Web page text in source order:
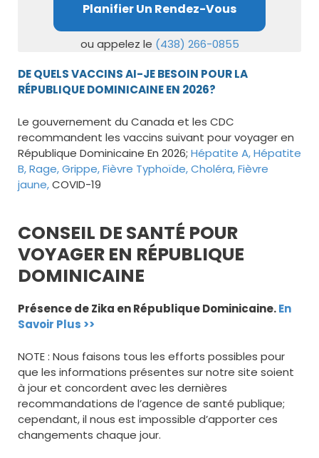
Planifier Un Rendez-Vous
ou appelez le (438) 266-0855
DE QUELS VACCINS AI-JE BESOIN POUR LA
RÉPUBLIQUE DOMINICAINE EN 2026?
Le gouvernement du Canada et les CDC
recommandent les vaccins suivant pour voyager en
République Dominicaine En 2026; Hépatite A,Hépatite
B,Rage,Grippe,Fièvre Typhoïde,Choléra,Fièvre
jaune,COVID-19
CONSEIL DE SANTÉ POUR
VOYAGER EN RÉPUBLIQUE
DOMINICAINE
Présence de Zika en République Dominicaine.En
Savoir Plus >>
NOTE : Nous faisons tous les efforts possibles pour
que les informations présentes sur notre site soient
à jour et concordent avec les dernières
recommandations de l’agence de santé publique;
cependant, il nous est impossible d’apporter ces
changements chaque jour.